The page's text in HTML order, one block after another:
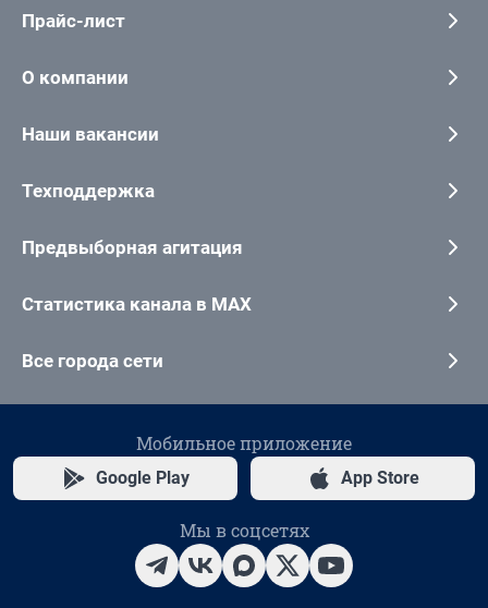
Прайс-лист
О компании
Наши вакансии
Техподдержка
Предвыборная агитация
Статистика канала в MAX
Все города сети
Мобильное приложение
Google Play App Store
Мы в соцсетях